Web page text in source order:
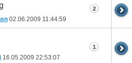
02.06.2009 11:44:59
2
16.05.2009 22:53:07
1